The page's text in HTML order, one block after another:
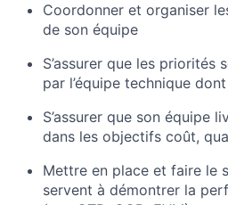
Coordonner et organiser
de son équipe
S’assurer que les priorités
par l’équipe technique
S’assurer que son équipe
dans les objectifs coût,
Mettre en place et faire le
servent à démontrer la